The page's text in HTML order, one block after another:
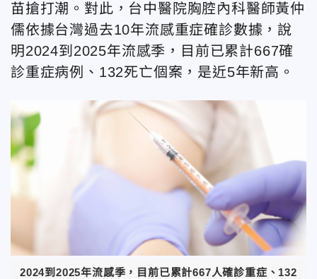
苗搶打潮。對此，台中醫院胸腔內科醫師黃仲
儒依據台灣過去10年流感重症確診數據，說
明2024到2025年流感季，目前已累計667確
診重症病例、132死亡個案，是近5年新高。
2024到2025年流感季，目前已累計667人確診重症、132